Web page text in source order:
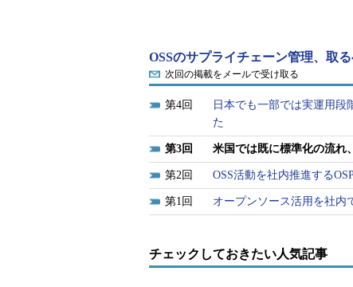
OSSのサプライチェーン管理、取
次回の掲載をメールで受け取る
4
日本でも一部では実運用段
た
3 米国では既に標準化の流れ
2 OSS活動を社内推進する
1 オープンソース活用を社内
チェックしておきたい人気記事